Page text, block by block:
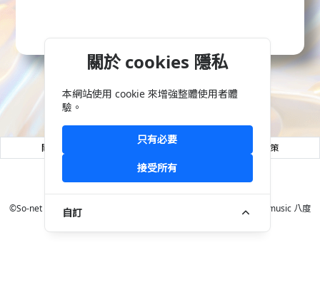
關於 cookies 隱私
本網站使用 cookie 來增強整體使用者體
驗。
只有必要
接受所有
自訂
關於So-net 菁英招募 隱私權政策
©So-net Entertainment Taiwan Limited. ©PANDOLOR Inc. Octave music 八度